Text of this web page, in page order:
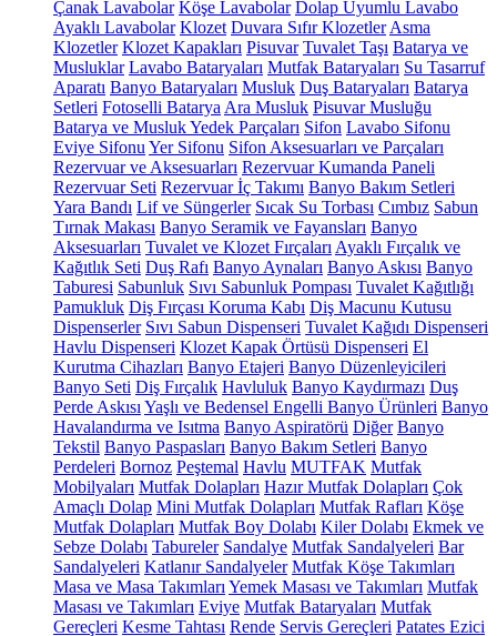
Çanak Lavabolar Köşe Lavabolar Dolap Uyumlu Lavabo
Ayaklı Lavabolar Klozet Duvara Sıfır Klozetler Asma
Klozetler Klozet Kapakları Pisuvar Tuvalet Taşı Batarya ve
Musluklar Lavabo Bataryaları Mutfak Bataryaları Su Tasarruf
Aparatı Banyo Bataryaları Musluk Duş Bataryaları Batarya
Setleri Fotoselli Batarya Ara Musluk Pisuvar Musluğu
Batarya ve Musluk Yedek Parçaları Sifon Lavabo Sifonu
Eviye Sifonu Yer Sifonu Sifon Aksesuarları ve Parçaları
Rezervuar ve Aksesuarları Rezervuar Kumanda Paneli
Rezervuar Seti Rezervuar İç Takımı Banyo Bakım Setleri
Yara Bandı Lif ve Süngerler Sıcak Su Torbası Cımbız Sabun
Tırnak Makası Banyo Seramik ve Fayansları Banyo
Aksesuarları Tuvalet ve Klozet Fırçaları Ayaklı Fırçalık ve
Kağıtlık Seti Duş Rafı Banyo Aynaları Banyo Askısı Banyo
Taburesi Sabunluk Sıvı Sabunluk Pompası Tuvalet Kağıtlığı
Pamukluk Diş Fırçası Koruma Kabı Diş Macunu Kutusu
Dispenserler Sıvı Sabun Dispenseri Tuvalet Kağıdı Dispenseri
Havlu Dispenseri Klozet Kapak Örtüsü Dispenseri El
Kurutma Cihazları Banyo Etajeri Banyo Düzenleyicileri
Banyo Seti Diş Fırçalık Havluluk Banyo Kaydırmazı Duş
Perde Askısı Yaşlı ve Bedensel Engelli Banyo Ürünleri Banyo
Havalandırma ve Isıtma Banyo Aspiratörü Diğer Banyo
Tekstil Banyo Paspasları Banyo Bakım Setleri Banyo
Perdeleri Bornoz Peştemal Havlu MUTFAK Mutfak
Mobilyaları Mutfak Dolapları Hazır Mutfak Dolapları Çok
Amaçlı Dolap Mini Mutfak Dolapları Mutfak Rafları Köşe
Mutfak Dolapları Mutfak Boy Dolabı Kiler Dolabı Ekmek ve
Sebze Dolabı Tabureler Sandalye Mutfak Sandalyeleri Bar
Sandalyeleri Katlanır Sandalyeler Mutfak Köşe Takımları
Masa ve Masa Takımları Yemek Masası ve Takımları Mutfak
Masası ve Takımları Eviye Mutfak Bataryaları Mutfak
Gereçleri Kesme Tahtası Rende Servis Gereçleri Patates Ezici